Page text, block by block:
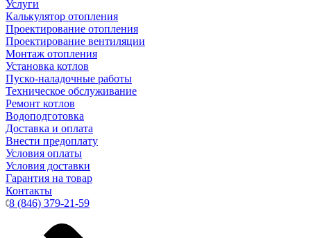
Услуги
Калькулятор отопления
Проектирование отопления
Проектирование вентиляции
Монтаж отопления
Установка котлов
Пуско-наладочные работы
Техническое обслуживание
Ремонт котлов
Водоподготовка
Доставка и оплата
Внести предоплату
Условия оплаты
Условия доставки
Гарантия на товар
Контакты
8 (846) 379-21-59